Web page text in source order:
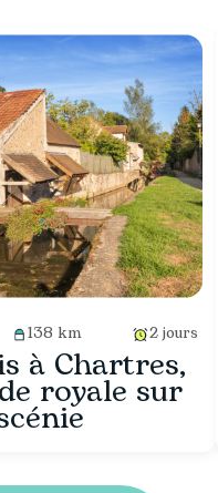
138 km 2 jours
à Chartres,
royale sur